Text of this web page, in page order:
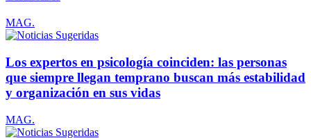
MAG.
Los expertos en psicología coinciden: las personas
que siempre llegan temprano buscan más estabilidad
y organización en sus vidas
MAG.